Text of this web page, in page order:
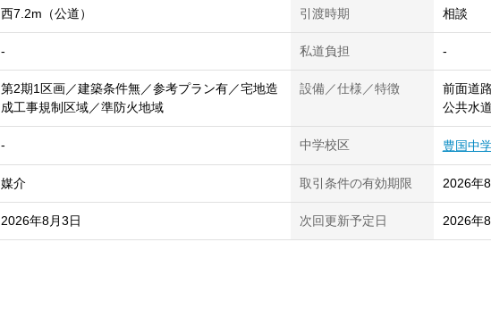
西7.2m（公道） 引渡時期 相談
- 私道負担 -
第2期1区画／建築条件無／参考プラン有／宅地造
成工事規制区域／準防火地域
設備／仕様／特徴
前面道
公共水
- 中学校区 豊国中
媒介 取引条件の有効期限 2026年
2026年8月3日 次回更新予定日 2026年